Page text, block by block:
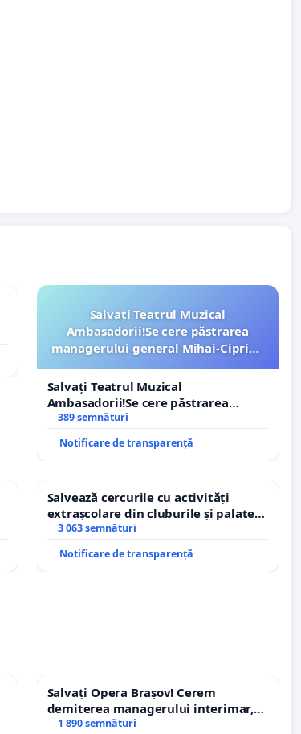
Salvați Teatrul Muzical
Ambasadorii!Se cere păstrarea
managerului general Mihai-Ciprian
Salvați Teatrul Muzical
Ambasadorii!Se cere păstrarea
managerului general Mihai-Ciprian
ROGOJAN
389 semnături
Notificare de transparență
Salvează cercurile cu activități
extrașcolare din cluburile și palatele
copiilor
3 063 semnături
Notificare de transparență
Salvați Opera Brașov! Cerem
demiterea managerului interimar,
Petrean Lucian-Marius!
1 890 semnături